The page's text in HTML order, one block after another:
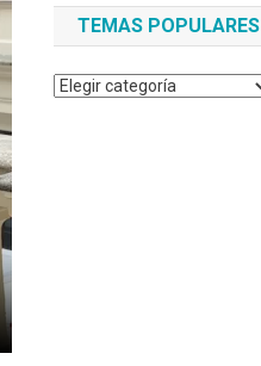
TEMAS POPULARES
Temas